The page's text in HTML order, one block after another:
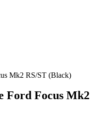
Ford Focus Mk2